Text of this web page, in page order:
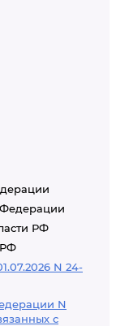
Федерации
РФ
N 24-
N
с